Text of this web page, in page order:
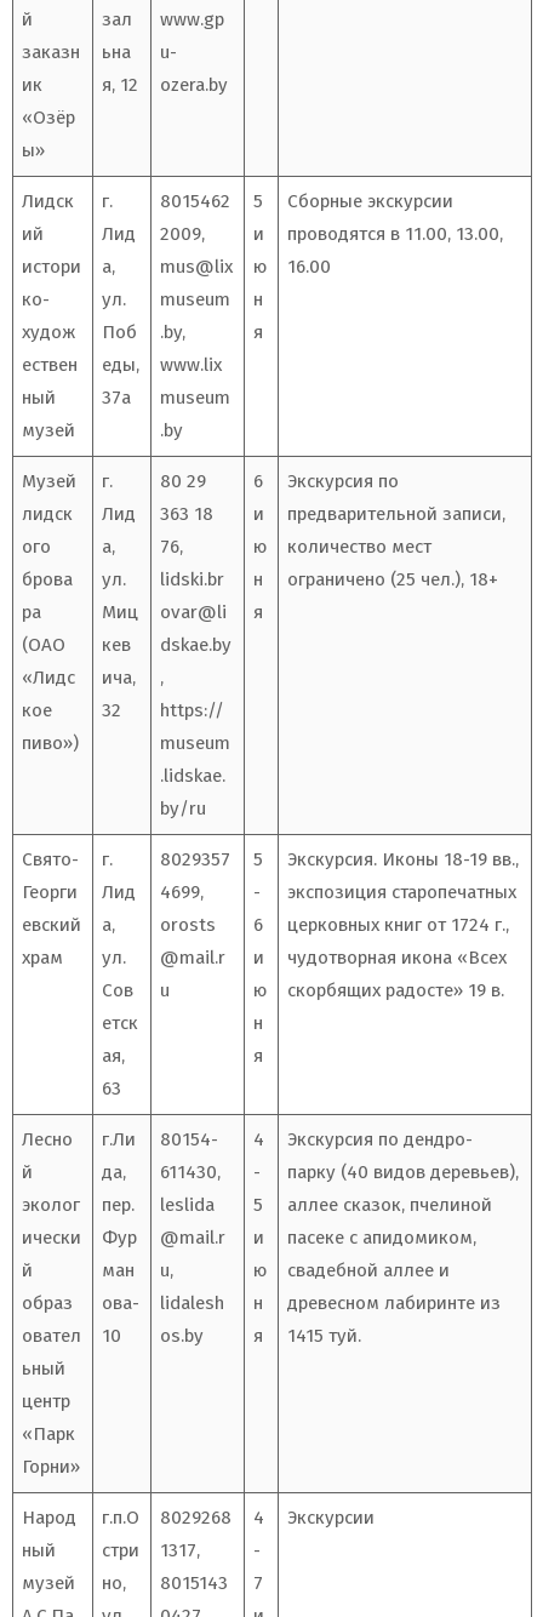
й
заказн
ик
«Озёр
ы»
зал
ьна
я, 12
www.gp
u-
ozera.by
Лидск
ий
истори
ко-
худож
ествен
ный
музей
г.
Лид
а,
ул.
Поб
еды,
37а
8015462
2009,
mus@lix
museum
.by,
www.lix
museum
.by
5
и
ю
н
я
Сборные экскурсии
проводятся в 11.00, 13.00,
16.00
Музей
лидск
ого
брова
ра
(ОАО
«Лидс
кое
пиво»)
г.
Лид
а,
ул.
Миц
кев
ича,
32
80 29
363 18
76,
lidski.br
ovar@li
dskae.by
,
https://
museum
.lidskae.
by/ru
6
и
ю
н
я
Экскурсия по
предварительной записи,
количество мест
ограничено (25 чел.), 18+
Свято-
Георги
евский
храм
г.
Лид
а,
ул.
Сов
етск
ая,
63
8029357
4699,
orosts
@mail.r
u
5
-
6
и
ю
н
я
Экскурсия. Иконы 18-19 вв.,
экспозиция старопечатных
церковных книг от 1724 г.,
чудотворная икона «Всех
скорбящих радосте» 19 в.
Лесно
й
эколог
ически
й
образ
овател
ьный
центр
«Парк
Горни»
г.Ли
да,
пер.
Фур
ман
ова-
10
80154-
611430,
leslida
@mail.r
u,
lidalesh
os.by
4
-
5
и
ю
н
я
Экскурсия по дендро-
парку (40 видов деревьев),
аллее сказок, пчелиной
пасеке с апидомиком,
свадебной аллее и
древесном лабиринте из
1415 туй.
Народ
ный
музей
г.п.О
стри
но,
8029268
1317,
8015143
4
-
7
Экскурсии